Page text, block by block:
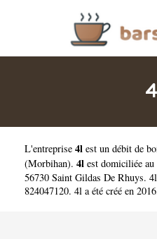
L'entreprise 4l est un débit de
(Morbihan). 4l est domiciliée
56730 Saint Gildas De Rhuys.
824047120. 4l a été créé en